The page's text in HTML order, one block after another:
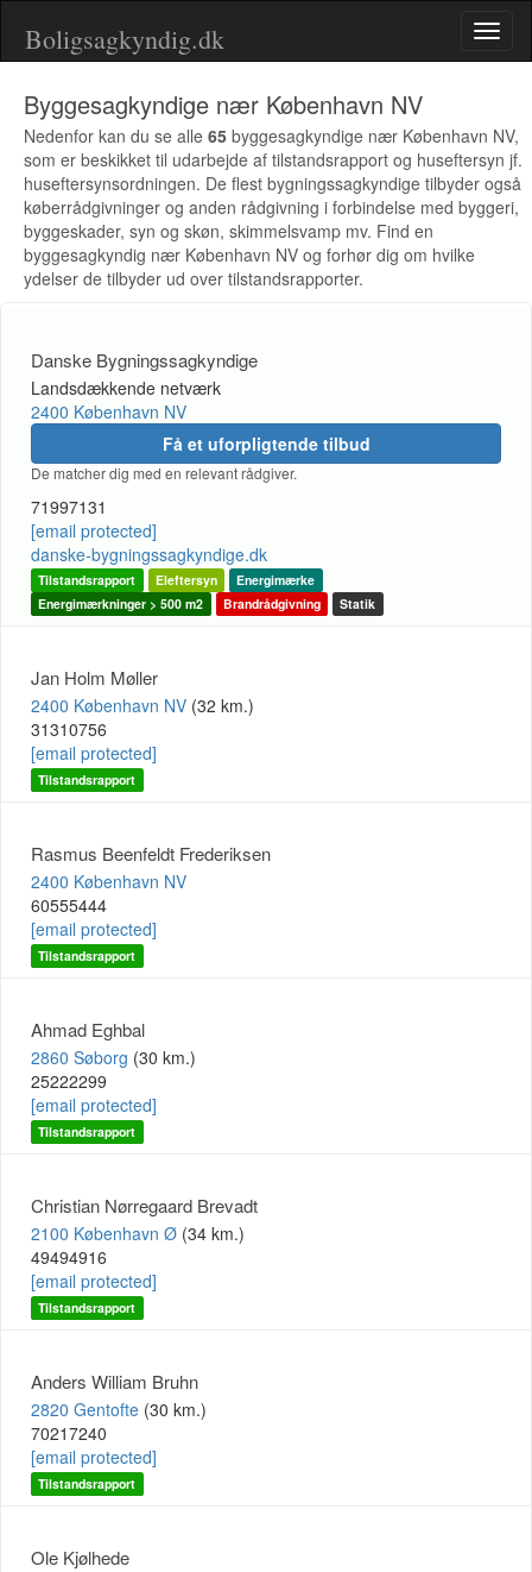
Boligsagkyndig.dk
Byggesagkyndige nær København NV
Nedenfor kan du se alle 65 byggesagkyndige nær København NV,
som er beskikket til udarbejde af tilstandsrapport og huseftersyn jf.
huseftersynsordningen. De flest bygningssagkyndige tilbyder også
køberrådgivninger og anden rådgivning i forbindelse med byggeri,
byggeskader, syn og skøn, skimmelsvamp mv. Find en
byggesagkyndig nær København NV og forhør dig om hvilke
ydelser de tilbyder ud over tilstandsrapporter.
Danske Bygningssagkyndige
Landsdækkende netværk
2400 København NV
Få et uforpligtende tilbud
De matcher dig med en relevant rådgiver.
71997131
[email protected]
danske-bygningssagkyndige.dk
Tilstandsrapport Eleftersyn
Energimærke
Energimærkninger > 500 m2
Brandrådgivning Statik
Jan Holm Møller
2400 København NV (32 km.)
31310756
[email protected]
Tilstandsrapport
Rasmus Beenfeldt Frederiksen
2400 København NV
60555444
[email protected]
Tilstandsrapport
Ahmad Eghbal
2860 Søborg (30 km.)
25222299
[email protected]
Tilstandsrapport
Christian Nørregaard Brevadt
2100 København Ø (34 km.)
49494916
[email protected]
Tilstandsrapport
Anders William Bruhn
2820 Gentofte (30 km.)
70217240
[email protected]
Tilstandsrapport
Ole Kjølhede